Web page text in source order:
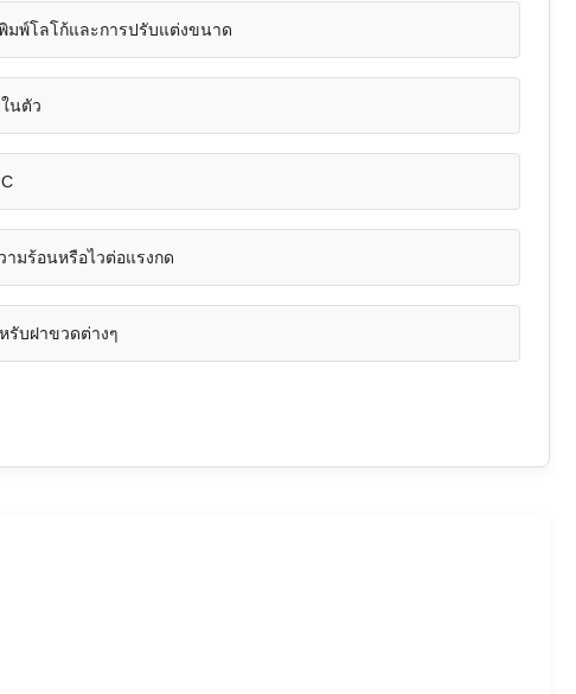
มพ์โลโก้และการปรับแต่งขนาด
นตัว
ามร้อนหรือไวต่อแรงกด
รับฝาขวดต่างๆ